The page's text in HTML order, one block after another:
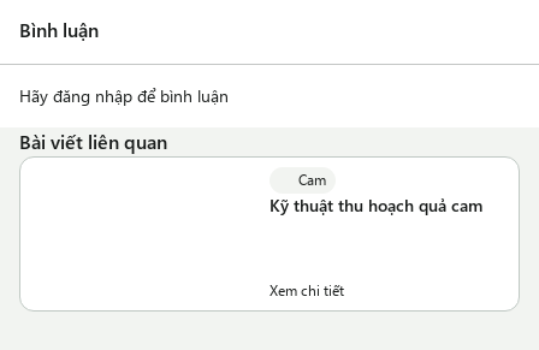
Bình luận
Hãy đăng nhập để bình luận
Bài viết liên quan
Cam
Kỹ thuật thu hoạch quả cam
Xem chi tiết